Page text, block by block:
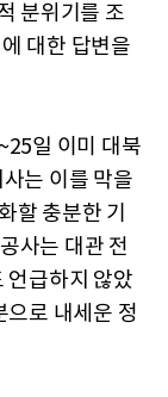
분위기를 조
대한 답변을
일 이미 대북
는 이를 막을
할 충분한 기
사는 대관 전
언급하지 않았
으로 내세운 정